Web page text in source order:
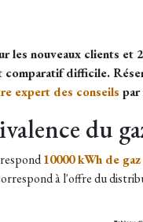
les nouveaux clients
difficile.
expert des conseils
du
10000 kWh de
à l'offre du